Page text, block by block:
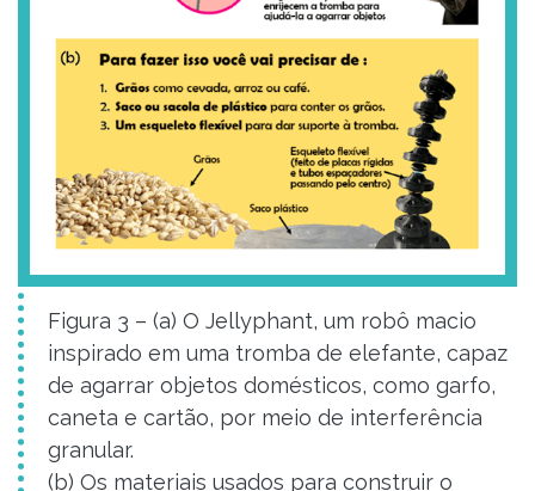
Figura 3 – (a) O Jellyphant, um robô macio
inspirado em uma tromba de elefante, capaz
de agarrar objetos domésticos, como garfo,
caneta e cartão, por meio de interferência
granular.
(b) Os materiais usados para construir o